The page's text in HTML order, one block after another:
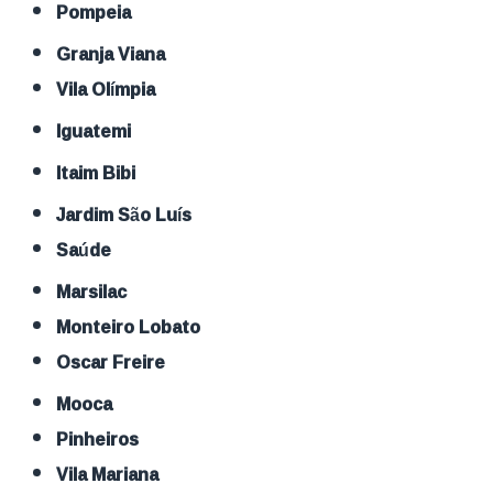
Pompeia
Granja Viana
Vila Olímpia
Iguatemi
Itaim Bibi
Jardim São Luís
Saúde
Marsilac
Monteiro Lobato
Oscar Freire
Mooca
Pinheiros
Vila Mariana